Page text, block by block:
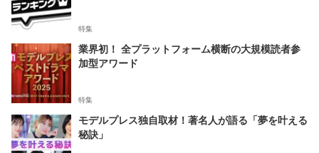
特集
業界初！ 全プラットフォーム横断の大規模読者参
加型アワード
特集
モデルプレス独自取材！著名人が語る「夢を叶える
秘訣」